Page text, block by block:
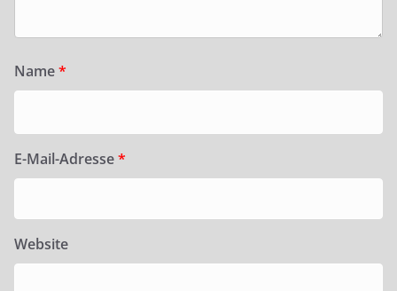
Name*
E-Mail-Adresse*
Website